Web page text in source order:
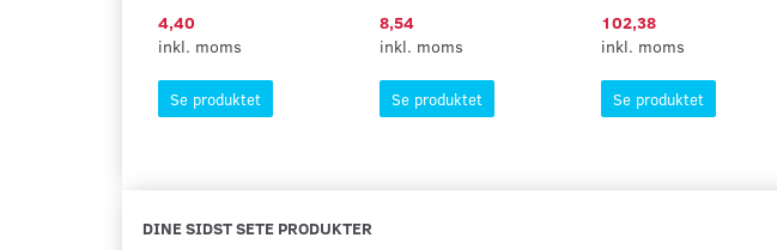
4,40
inkl. moms
Se produktet
8,54
inkl. moms
Se produktet
102,38
inkl. moms
Se produktet
DINE SIDST SETE PRODUKTER